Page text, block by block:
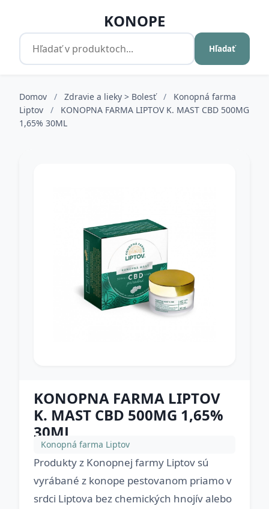
KONOPE
Hľadať
Domov / Zdravie a lieky > Bolesť /
Konopná farma
Liptov
/
KONOPNA FARMA LIPTOV K. MAST CBD 500MG
1,65% 30ML
KONOPNA FARMA LIPTOV
K. MAST CBD 500MG 1,65%
30ML
Konopná farma Liptov
Produkty z Konopnej farmy Liptov sú
vyrábané z konope pestovanom priamo v
srdci Liptova bez chemických hnojív alebo